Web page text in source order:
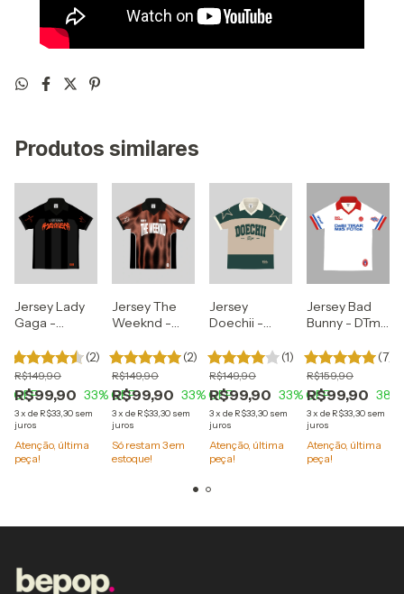
Produtos similares
% OFF
Jersey Lady
Gaga -
(2)
R$99,90
R$149,90
33% OFF
3x de R$33,30 sem
juros
Atenção, última
peça!
Jersey The
Weeknd -
Tomorrrow (2)
R$99,90
R$149,90
33% OFF
3x de R$33,30 sem
juros
Só restam 3em
estoque!
Jersey
Doechii -
(1)
R$99,90
R$149,90
33% OFF
3x de R$33,30 sem
juros
Atenção, última
peça!
Jersey Bad
Bunny - DTmF
(7)
R$99,90
R$159,90
38
3x de R$33,30 sem
juros
Atenção, última
peça!